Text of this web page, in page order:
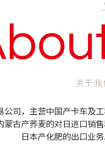
关于我
公司，主营中国产卡车及
古产荞麦的对日进口销
日本产化肥的出口业务